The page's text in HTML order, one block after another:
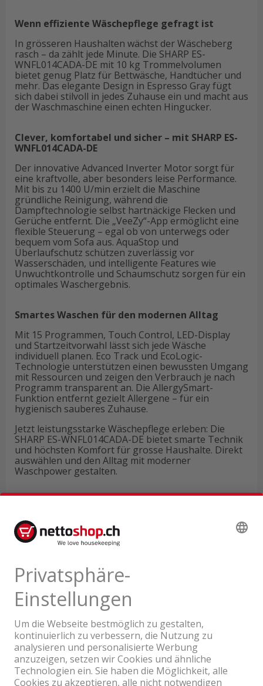
Wenn effiziente Wäschepflege gefragt ist
In grösseren Haushalten wächst der Wäscheberg
rasch – da zählt jede Minute. Die SHARP ES-
WNFL014CADA-DE mit 10 kg Trommelvolumen
bietet genug Platz für Bettwäsche, Handtücher und
mehr. Das elegante Design in Espresso Gray fügt
sich dabei stilvoll in jedes Zuhause ein und macht aus
der Waschmaschine einen echten Hingucker.
Clever, komfortabel und sicher – mit SHARP ES-
WNFL014CADA-DE
Der innovative Advanced Inverter Motor sorgt für
eine kraftvolle, aber besonders leise Performance.
Mit bis zu 1400 U/min erzielt die Maschine
gründliche Reinigung, während die
Dampftechnologie selbst hartnäckige Flecken und
Gerüche entfernt. Die „VeeZy“-App ermöglicht eine
flexible Steuerung – egal ob von unterwegs oder
bequem vom Sofa aus. AquaStop und
Überlaufschutz schützen zuverlässig vor
Wasserschäden, und intelligente Features wie
Unwuchtkontrolle und Schaumschutz sorgen für ein
optimales Waschergebnis.
Smartes Waschen für den modernen Alltag
Mit 15 Programmen, Touch Control, LED-Display
und Startzeitvorwahl lässt sich jede Wäsche
individuell planen. Eco Track und EcoLogic-
Technologie unterstützen einen bewussten Umgang
mit Ressourcen und zeigen den Verbrauch je nach
Programm transparent an. Die AllergySmart-
Funktion entfernt gezielt Allergene – für ein
hygienisch sauberes Zuhause.
Jetzt leistungsstarke Wäschepflege erleben: Die
SHARP ES-WNFL014CADA-DE bietet smarte Technik
und höchsten Komfort für grosse Haushalte. Direkt
auswählen und den Alltag mit moderner
Waschpower gestalten.
Produktbewertungen
Ein Unternehmen der Coop Gruppe